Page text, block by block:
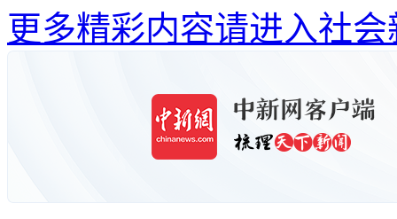
更多精彩内容请进入社会